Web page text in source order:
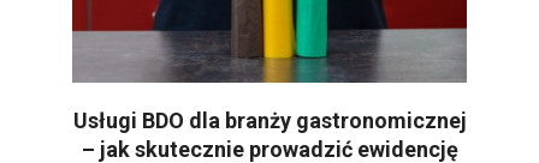
Usługi BDO dla branży gastronomicznej
– jak skutecznie prowadzić ewidencję